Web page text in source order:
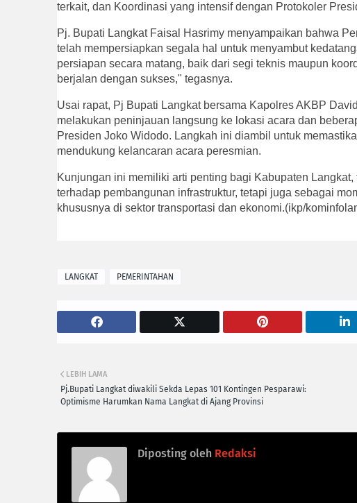
terkait, dan Koordinasi yang intensif dengan Protokoler
Pj. Bupati Langkat Faisal Hasrimy menyampaikan bahwa
telah mempersiapkan segala hal untuk menyambut
persiapan secara matang, baik dari segi teknis maupun
berjalan dengan sukses," tegasnya.
Usai rapat, Pj Bupati Langkat bersama Kapolres AKBP
melakukan peninjauan langsung ke lokasi acara dan
Presiden Joko Widodo. Langkah ini diambil untuk
mendukung kelancaran acara peresmian.
Kunjungan ini memiliki arti penting bagi Kabupaten
terhadap pembangunan infrastruktur, tetapi juga sebagai
khususnya di sektor transportasi dan ekonomi.(ikp/
LANGKAT PEMERINTAHAN
LEBIH LAMA
Pj.Bupati Langkat diwakili Sekda Lepas 101 Kontingen Pesparawi:
Optimisme Harumkan Nama Langkat di Ajang Provinsi
Diposting oleh Redaksi